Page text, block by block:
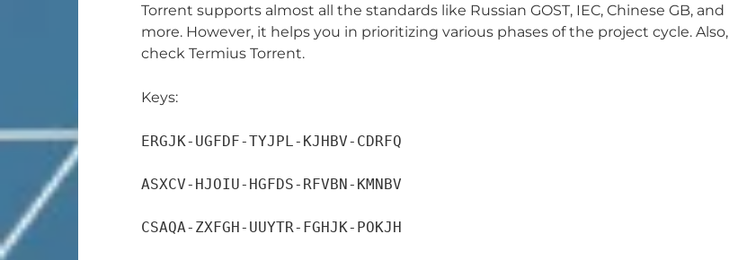
Torrent supports almost all the standards like Russian GOST, IEC, Chinese GB, and
more. However, it helps you in prioritizing various phases of the project cycle. Also,
check Termius Torrent.
Keys:
ERGJK-UGFDF-TYJPL-KJHBV-CDRFQ
ASXCV-HJOIU-HGFDS-RFVBN-KMNBV
CSAQA-ZXFGH-UUYTR-FGHJK-POKJH